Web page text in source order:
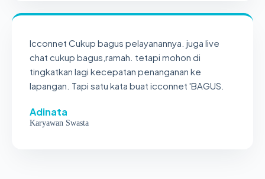
Icconnet Cukup bagus pelayanannya. juga live
chat cukup bagus,ramah. tetapi mohon di
tingkatkan lagi kecepatan penanganan ke
lapangan. Tapi satu kata buat icconnet 'BAGUS.
Adinata
Karyawan Swasta